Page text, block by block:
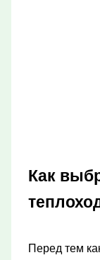
Как
Перед тем